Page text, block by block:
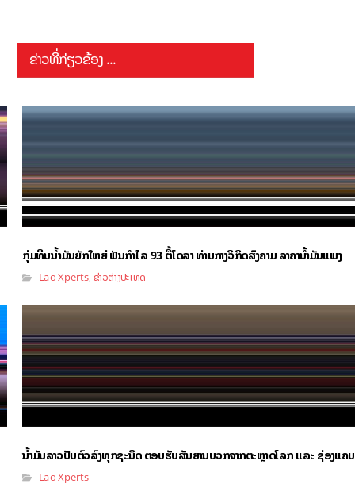
ຂ່າວທີ່ກ່ຽວຂ້ອງ ...
ກຸ່ມທຶນນ້ຳມັນຍັກໃຫຍ່ ຟັນກຳໄລ 93 ຕື້ໂດລາ ທ່າມກາງວິກິດສົງຄາມ ລາຄານໍ້າມັນແພງ
Lao Xperts ຂ່າວຕ່າງປະເທດ
ນໍ້າມັນລາວປັບຕົວລົງທຸກຊະນິດ ຕອບຮັບສັນຍານບວກຈາກຕະຫຼາດໂລກ ແລະ ຊ່ອງແຄ
Lao Xperts